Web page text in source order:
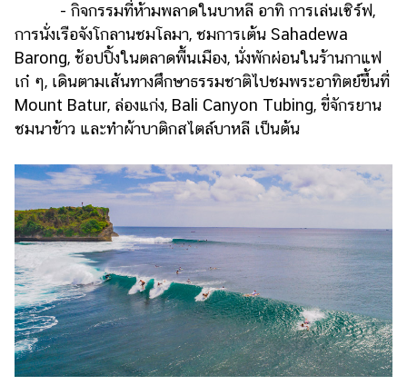
- กิจกรรมที่ห้ามพลาดในบาหลี อาทิ การเล่นเซิร์ฟ,
การนั่งเรือจังโกลานชมโลมา, ชมการเต้น Sahadewa
Barong, ช้อปปิ้งในตลาดพื้นเมือง, นั่งพักผ่อนในร้านกาแฟ
เก๋ ๆ, เดินตามเส้นทางศึกษาธรรมชาติไปชมพระอาทิตย์ขึ้นที่
Mount Batur, ล่องแก่ง, Bali Canyon Tubing, ขี่จักรยาน
ชมนาข้าว และทำผ้าบาติกสไตล์บาหลี เป็นต้น